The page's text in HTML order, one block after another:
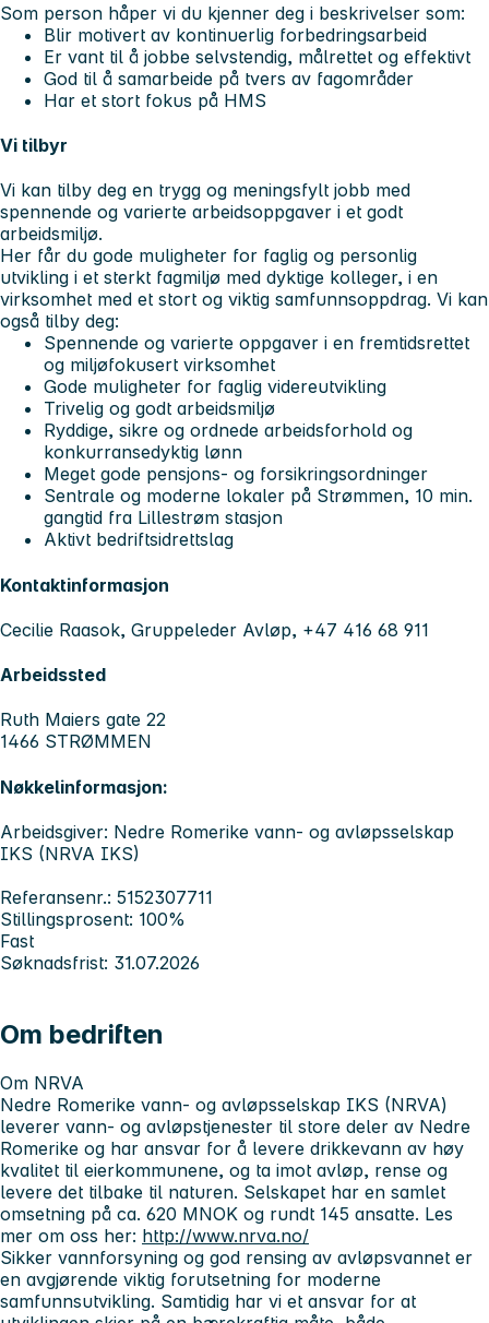
Som person håper vi du kjenner deg i beskrivelser som:
Blir motivert av kontinuerlig forbedringsarbeid
Er vant til å jobbe selvstendig, målrettet og effektivt
God til å samarbeide på tvers av fagområder
Har et stort fokus på HMS
Vi tilbyr
Vi kan tilby deg en trygg og meningsfylt jobb med
spennende og varierte arbeidsoppgaver i et godt
arbeidsmiljø.
Her får du gode muligheter for faglig og personlig
utvikling i et sterkt fagmiljø med dyktige kolleger, i en
virksomhet med et stort og viktig samfunnsoppdrag. Vi kan
også tilby deg:
Spennende og varierte oppgaver i en fremtidsrettet
og miljøfokusert virksomhet
Gode muligheter for faglig videreutvikling
Trivelig og godt arbeidsmiljø
Ryddige, sikre og ordnede arbeidsforhold og
konkurransedyktig lønn
Meget gode pensjons- og forsikringsordninger
Sentrale og moderne lokaler på Strømmen, 10 min.
gangtid fra Lillestrøm stasjon
Aktivt bedriftsidrettslag
Kontaktinformasjon
Cecilie Raasok, Gruppeleder Avløp, +47 416 68 911
Arbeidssted
Ruth Maiers gate 22
1466 STRØMMEN
Nøkkelinformasjon:
Arbeidsgiver: Nedre Romerike vann- og avløpsselskap
IKS (NRVA IKS)
Referansenr.: 5152307711
Stillingsprosent: 100%
Fast
Søknadsfrist: 31.07.2026
Om bedriften
Om NRVA
Nedre Romerike vann- og avløpsselskap IKS (NRVA)
leverer vann- og avløpstjenester til store deler av Nedre
Romerike og har ansvar for å levere drikkevann av høy
kvalitet til eierkommunene, og ta imot avløp, rense og
levere det tilbake til naturen. Selskapet har en samlet
omsetning på ca. 620 MNOK og rundt 145 ansatte. Les
mer om oss her: http://www.nrva.no/
Sikker vannforsyning og god rensing av avløpsvannet er
en avgjørende viktig forutsetning for moderne
samfunnsutvikling. Samtidig har vi et ansvar for at